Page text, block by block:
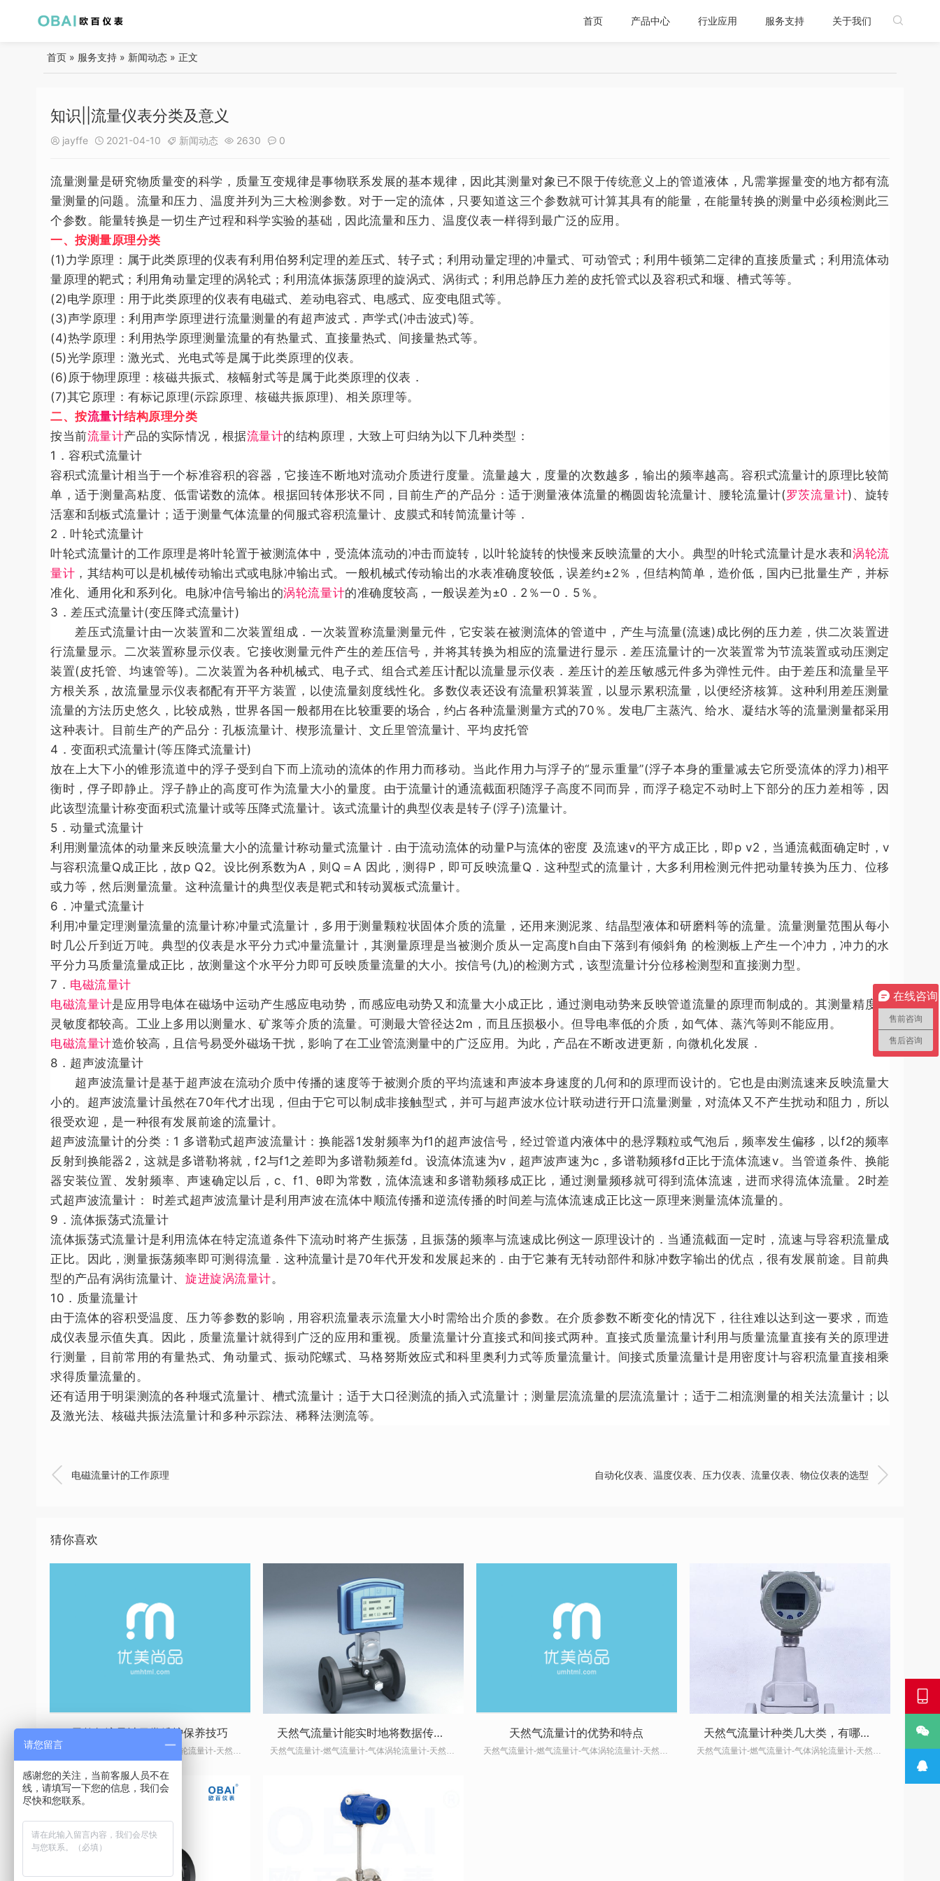

首页 产品中心 行业应用 服务支持 关于我们
首页 » 服务支持 » 新闻动态 » 正文
知识||流量仪表分类及意义
 jayffe  2021-04-10  新闻动态  2630  0
流量测量是研究物质量变的科学，质量互变规律是事物联系发展的基本规律，因此其测量对象已不限于传统意义上的管道液体，凡需掌握量变的地方都有流
量测量的问题。流量和压力、温度并列为三大检测参数。对于一定的流体，只要知道这三个参数就可计算其具有的能量，在能量转换的测量中必须检测此三
个参数。能量转换是一切生产过程和科学实验的基础，因此流量和压力、温度仪表一样得到最广泛的应用。
一、按测量原理分类
(1)力学原理：属于此类原理的仪表有利用伯努利定理的差压式、转子式；利用动量定理的冲量式、可动管式；利用牛顿第二定律的直接质量式；利用流体动
量原理的靶式；利用角动量定理的涡轮式；利用流体振荡原理的旋涡式、涡街式；利用总静压力差的皮托管式以及容积式和堰、槽式等等。
(2)电学原理：用于此类原理的仪表有电磁式、差动电容式、电感式、应变电阻式等。
(3)声学原理：利用声学原理进行流量测量的有超声波式．声学式(冲击波式)等。
(4)热学原理：利用热学原理测量流量的有热量式、直接量热式、间接量热式等。
(5)光学原理：激光式、光电式等是属于此类原理的仪表。
(6)原于物理原理：核磁共振式、核幅射式等是属于此类原理的仪表．
(7)其它原理：有标记原理(示踪原理、核磁共振原理)、相关原理等。
二、按流量计结构原理分类
按当前流量计产品的实际情况，根据流量计的结构原理，大致上可归纳为以下几种类型：
1．容积式流量计
容积式流量计相当于一个标准容积的容器，它接连不断地对流动介质进行度量。流量越大，度量的次数越多，输出的频率越高。容积式流量计的原理比较简
单，适于测量高粘度、低雷诺数的流体。根据回转体形状不同，目前生产的产品分：适于测量液体流量的椭圆齿轮流量计、腰轮流量计(罗茨流量计)、旋转
活塞和刮板式流量计；适于测量气体流量的伺服式容积流量计、皮膜式和转简流量计等．
2．叶轮式流量计
叶轮式流量计的工作原理是将叶轮置于被测流体中，受流体流动的冲击而旋转，以叶轮旋转的快慢来反映流量的大小。典型的叶轮式流量计是水表和涡轮流
量计 ，其结构可以是机械传动输出式或电脉冲输出式。一般机械式传动输出的水表准确度较低，误差约±2％，但结构简单，造价低，国内已批量生产，并标
准化、通用化和系列化。电脉冲信号输出的涡轮流量计的准确度较高，一般误差为±0．2％一0．5％。
3．差压式流量计(变压降式流量计)
差压式流量计由一次装置和二次装置组成．一次装置称流量测量元件，它安装在被测流体的管道中，产生与流量(流速)成比例的压力差，供二次装置进
行流量显示。二次装置称显示仪表。它接收测量元件产生的差压信号，并将其转换为相应的流量进行显示．差压流量计的一次装置常为节流装置或动压测定
装置(皮托管、均速管等)。二次装置为各种机械式、电子式、组合式差压计配以流量显示仪表．差压计的差压敏感元件多为弹性元件。由于差压和流量呈平
方根关系，故流量显示仪表都配有开平方装置，以使流量刻度线性化。多数仪表还设有流量积算装置，以显示累积流量，以便经济核算。这种利用差压测量
流量的方法历史悠久，比较成熟，世界各国一般都用在比较重要的场合，约占各种流量测量方式的70％。发电厂主蒸汽、给水、凝结水等的流量测量都采用
这种表计。目前生产的产品分：孔板流量计、楔形流量计、文丘里管流量计、平均皮托管
4．变面积式流量计(等压降式流量计)
放在上大下小的锥形流道中的浮子受到自下而上流动的流体的作用力而移动。当此作用力与浮子的“显示重量”(浮子本身的重量减去它所受流体的浮力)相平
衡时，俘子即静止。浮子静止的高度可作为流量大小的量度。由于流量计的通流截面积随浮子高度不同而异，而浮子稳定不动时上下部分的压力差相等，因
此该型流量计称变面积式流量计或等压降式流量计。该式流量计的典型仪表是转子(浮子)流量计。
5．动量式流量计
利用测量流体的动量来反映流量大小的流量计称动量式流量计．由于流动流体的动量P与流体的密度 及流速v的平方成正比，即p v2，当通流截面确定时，v
与容积流量Q成正比，故p Q2。设比例系数为A，则Q＝A 因此，测得P，即可反映流量Q．这种型式的流量计，大多利用检测元件把动量转换为压力、位移
或力等，然后测量流量。这种流量计的典型仪表是靶式和转动翼板式流量计。
6．冲量式流量计
利用冲量定理测量流量的流量计称冲量式流量计，多用于测量颗粒状固体介质的流量，还用来测泥浆、结晶型液体和研磨料等的流量。流量测量范围从每小
时几公斤到近万吨。典型的仪表是水平分力式冲量流量计，其测量原理是当被测介质从一定高度h自由下落到有倾斜角 的检测板上产生一个冲力，冲力的水
平分力马质量流量成正比，故测量这个水平分力即可反映质量流量的大小。按信号(九)的检测方式，该型流量计分位移检测型和直接测力型。
7． 电磁流量计
电磁流量计是应用导电体在磁场中运动产生感应电动势，而感应电动势又和流量大小成正比，通过测电动势来反映管道流量的原理而制成的。其测量精度和
灵敏度都较高。工业上多用以测量水、矿浆等介质的流量。可测最大管径达2m，而且压损极小。但导电率低的介质，如气体、蒸汽等则不能应用。
电磁流量计造价较高，且信号易受外磁场干扰，影响了在工业管流测量中的广泛应用。为此，产品在不断改进更新，向微机化发展．
8．超声波流量计
超声波流量计是基于超声波在流动介质中传播的速度等于被测介质的平均流速和声波本身速度的几何和的原理而设计的。它也是由测流速来反映流量大
小的。超声波流量计虽然在70年代才出现，但由于它可以制成非接触型式，并可与超声波水位计联动进行开口流量测量，对流体又不产生扰动和阻力，所以
很受欢迎，是一种很有发展前途的流量计。
超声波流量计的分类：1 多谱勒式超声波流量计：换能器1发射频率为f1的超声波信号，经过管道内液体中的悬浮颗粒或气泡后，频率发生偏移，以f2的频率
反射到换能器2，这就是多谱勒将就，f2与f1之差即为多谱勒频差fd。设流体流速为v，超声波声速为c，多谱勒频移fd正比于流体流速v。当管道条件、换能
器安装位置、发射频率、声速确定以后，c、f1、θ即为常数，流体流速和多谱勒频移成正比，通过测量频移就可得到流体流速，进而求得流体流量。2时差
式超声波流量计： 时差式超声波流量计是利用声波在流体中顺流传播和逆流传播的时间差与流体流速成正比这一原理来测量流体流量的。
9．流体振荡式流量计
流体振荡式流量计是利用流体在特定流道条件下流动时将产生振荡，且振荡的频率与流速成比例这一原理设计的．当通流截面一定时，流速与导容积流量成
正比。因此，测量振荡频率即可测得流量．这种流量计是70年代开发和发展起来的．由于它兼有无转动部件和脉冲数字输出的优点，很有发展前途。目前典
型的产品有涡街流量计、 旋进旋涡流量计。
10．质量流量计
由于流体的容积受温度、压力等参数的影响，用容积流量表示流量大小时需给出介质的参数。在介质参数不断变化的情况下，往往难以达到这一要求，而造
成仪表显示值失真。因此，质量流量计就得到广泛的应用和重视。质量流量计分直接式和间接式两种。直接式质量流量计利用与质量流量直接有关的原理进
行测量，目前常用的有量热式、角动量式、振动陀螺式、马格努斯效应式和科里奥利力式等质量流量计。间接式质量流量计是用密度计与容积流量直接相乘
求得质量流量的。
还有适用于明渠测流的各种堰式流量计、槽式流量计；适于大口径测流的插入式流量计；测量层流流量的层流流量计；适于二相流测量的相关法流量计；以
及激光法、核磁共振法流量计和多种示踪法、稀释法测流等。
 电磁流量计的工作原理 
自动化仪表、温度仪表、压力仪表、流量仪表、物位仪表的选型
猜你喜欢
天然气流量计日常维护保养技巧
天然气流量计-燃气流量计-气体涡轮流量计-天然气流量计厂家-欧百仪表
天然气流量计能实时地将数据传送给天然气企业
天然气流量计-燃气流量计-气体涡轮流量计-天然气流量计厂家-欧百仪表
天然气流量计的优势和特点
天然气流量计-燃气流量计-气体涡轮流量计-天然气流量计厂家-欧百仪表
天然气流量计种类几大类，有哪些区别
天然气流量计-燃气流量计-气体涡轮流量计-天然气流量计厂家-欧百仪表



在线咨询
售前咨询
售后咨询
请您留言
感谢您的关注，当前客服人员不在
线，请填写一下您的信息，我们会
尽快和您联系。